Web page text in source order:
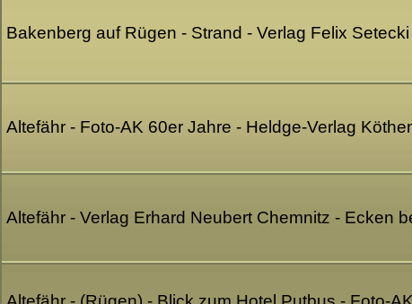
Bakenberg auf Rügen - Strand - Verlag Felix
Altefähr - Foto-AK 60er Jahre - Heldge-Verlag
Altefähr - Verlag Erhard Neubert Chemnitz - Ecken